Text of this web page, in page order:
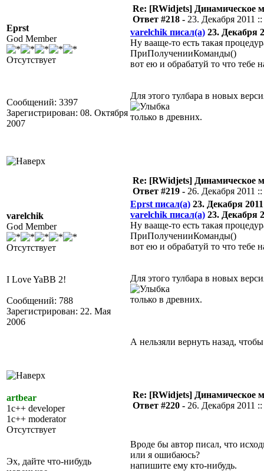
Eprst
God Member
Отсутствует
Сообщений: 3397
Зарегистрирован: 08. Октября
2007
Re: [RWidjets] Динамическое
Ответ #218 - 23. Декабря 2011
varelchik писал(а) 23. Декабря
Ну вааще-то есть такая
ПриПолученииКоманды()
вот ею и обрабатуй то что тебе
Для этого тулбара в новых
только в древних.
varelchik
God Member
Отсутствует
I Love YaBB 2!
Сообщений: 788
Зарегистрирован: 22. Мая
2006
Re: [RWidjets] Динамическое
Ответ #219 - 26. Декабря 2011
Eprst писал(а) 23. Декабря
varelchik писал(а) 23. Декабря
Ну вааще-то есть такая
ПриПолученииКоманды()
вот ею и обрабатуй то что тебе
Для этого тулбара в новых
только в древних.
А нельзяли вернуть назад,
artbear
1c++ developer
1c++ moderator
Отсутствует
Эх, дайте что-нибудь
Re: [RWidjets] Динамическое
Ответ #220 - 26. Декабря 2011
Вроде бы автор писал, что
или я ошибаюсь?
напишите ему кто-нибудь.